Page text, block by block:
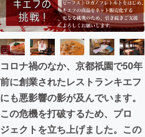
ビジネス・起業
まちづくり・地域活性化
CAMPFIRE for Social Good
CAMPFIREふるさと納税
コロナ禍のなか、京都祇園で50年
前に創業されたレストランキエフ
にも悪影響の影が及んでいます。
この危機を打破するため、プロ
ジェクトを立ち上げました。この